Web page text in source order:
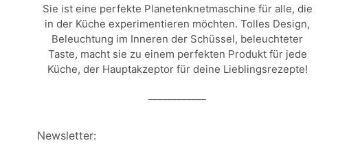
Sie ist eine perfekte Planetenknetmaschine für alle, die
in der Küche experimentieren möchten. Tolles Design,
Beleuchtung im Inneren der Schüssel, beleuchteter
Taste, macht sie zu einem perfekten Produkt für jede
Küche, der Hauptakzeptor für deine Lieblingsrezepte!
Newsletter: